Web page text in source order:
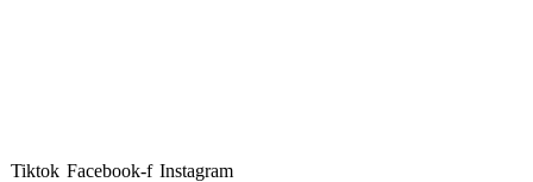
Tiktok Facebook-f Instagram